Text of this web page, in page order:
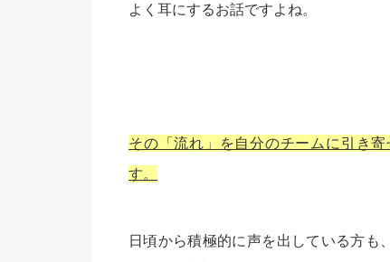
よく耳にするお話ですよね。
その「流れ」を自分のチームに引き
す。
日頃から積極的に声を出している方も